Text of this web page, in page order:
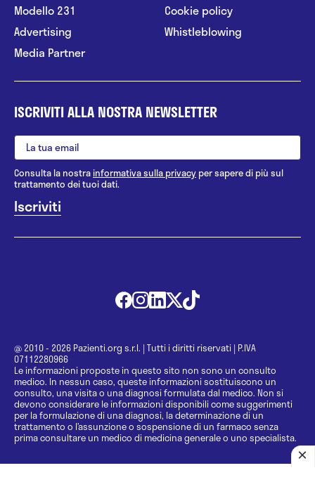
Modello 231
Advertising
Media Partner
Cookie policy
Whistleblowing
ISCRIVITI ALLA NOSTRA NEWSLETTER
Consulta la nostrainformativa sulla privacy per sapere di più sul
trattamento dei tuoi dati.
@ 2010 - 2026 Pazienti.org s.r.l. | Tutti i diritti riservati | P.IVA
07112280966
Le informazioni proposte in questo sito non sono un consulto
medico. In nessun caso, queste informazioni sostituiscono un
consulto, una visita o una diagnosi formulata dal medico. Non si
devono considerare le informazioni disponibili come suggerimenti
per la formulazione di una diagnosi, la determinazione di un
trattamento o l’assunzione o sospensione di un farmaco senza
prima consultare un medico di medicina generale o uno specialista.